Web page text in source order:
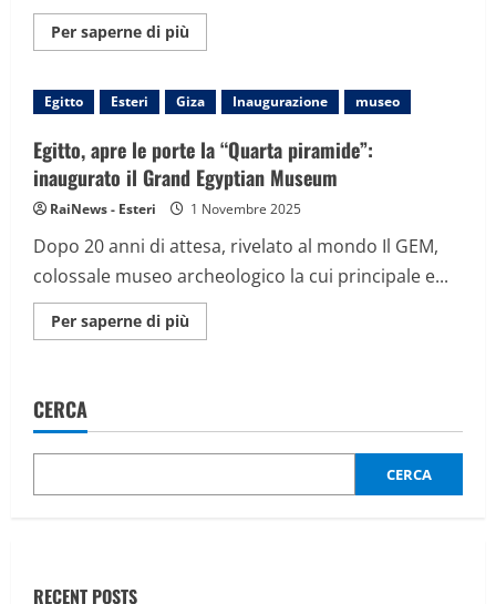
Per saperne di più
informazioni
Louvre
due
tik
toker
belgi
beffano
la
sicurezza
Egitto Esteri Giza Inaugurazione museo
Egitto, apre le porte la “Quarta piramide”:
inaugurato il Grand Egyptian Museum
RaiNews - Esteri 1 Novembre 2025
Dopo 20 anni di attesa, rivelato al mondo Il GEM,
colossale museo archeologico la cui principale e...
Per saperne di più
informazioni
la
piramide”:
il
CERCA
CERCA
RECENT POSTS